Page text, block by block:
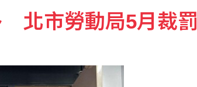
約2911億元
北市勞動局5月裁罰